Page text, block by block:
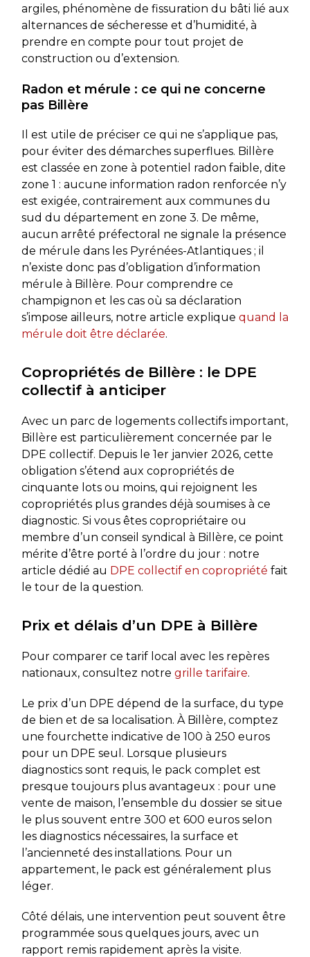
argiles, phénomène de fissuration du bâti lié aux
alternances de sécheresse et d’humidité, à
prendre en compte pour tout projet de
construction ou d’extension.
Radon et mérule : ce qui ne concerne
pas Billère
Il est utile de préciser ce qui ne s’applique pas,
pour éviter des démarches superflues. Billère
est classée en zone à potentiel radon faible, dite
zone 1 : aucune information radon renforcée n’y
est exigée, contrairement aux communes du
sud du département en zone 3. De même,
aucun arrêté préfectoral ne signale la présence
de mérule dans les Pyrénées-Atlantiques ; il
n’existe donc pas d’obligation d’information
mérule à Billère. Pour comprendre ce
champignon et les cas où sa déclaration
s’impose ailleurs, notre article explique quand la
mérule doit être déclarée.
Copropriétés de Billère : le DPE
collectif à anticiper
Avec un parc de logements collectifs important,
Billère est particulièrement concernée par le
DPE collectif. Depuis le 1er janvier 2026, cette
obligation s’étend aux copropriétés de
cinquante lots ou moins, qui rejoignent les
copropriétés plus grandes déjà soumises à ce
diagnostic. Si vous êtes copropriétaire ou
membre d’un conseil syndical à Billère, ce point
mérite d’être porté à l’ordre du jour : notre
article dédié au DPE collectif en copropriété fait
le tour de la question.
Prix et délais d’un DPE à Billère
Pour comparer ce tarif local avec les repères
nationaux, consultez notre grille tarifaire.
Le prix d’un DPE dépend de la surface, du type
de bien et de sa localisation. À Billère, comptez
une fourchette indicative de 100 à 250 euros
pour un DPE seul. Lorsque plusieurs
diagnostics sont requis, le pack complet est
presque toujours plus avantageux : pour une
vente de maison, l’ensemble du dossier se situe
le plus souvent entre 300 et 600 euros selon
les diagnostics nécessaires, la surface et
l’ancienneté des installations. Pour un
appartement, le pack est généralement plus
léger.
Côté délais, une intervention peut souvent être
programmée sous quelques jours, avec un
rapport remis rapidement après la visite.